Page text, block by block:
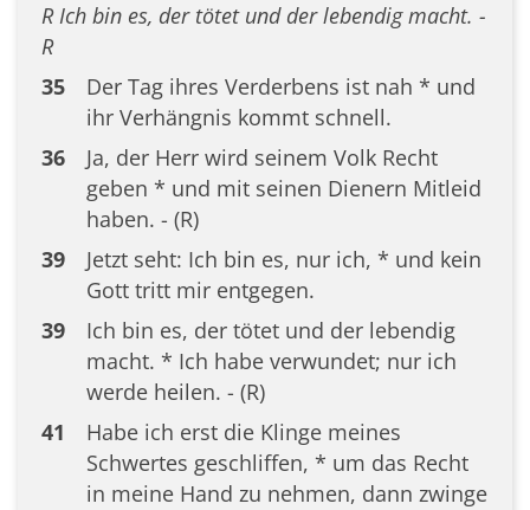
R Ich bin es, der tötet und der lebendig macht. -
R
35
Der Tag ihres Verderbens ist nah * und
ihr Verhängnis kommt schnell.
36
Ja, der Herr wird seinem Volk Recht
geben * und mit seinen Dienern Mitleid
haben. - (R)
39
Jetzt seht: Ich bin es, nur ich, * und kein
Gott tritt mir entgegen.
39
Ich bin es, der tötet und der lebendig
macht. * Ich habe verwundet; nur ich
werde heilen. - (R)
41
Habe ich erst die Klinge meines
Schwertes geschliffen, * um das Recht
in meine Hand zu nehmen, dann zwinge